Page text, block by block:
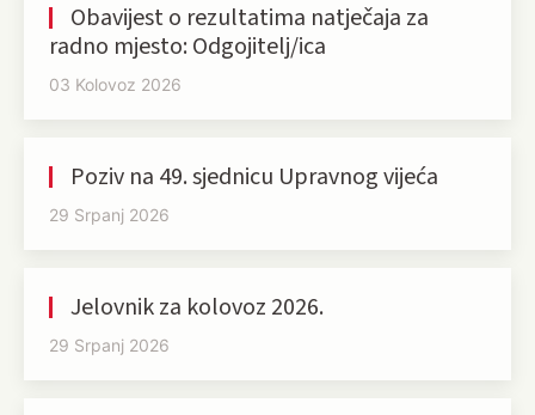
Obavijest o rezultatima natječaja za
radno mjesto: Odgojitelj/ica
03 Kolovoz 2026
Poziv na 49. sjednicu Upravnog vijeća
29 Srpanj 2026
Jelovnik za kolovoz 2026.
29 Srpanj 2026